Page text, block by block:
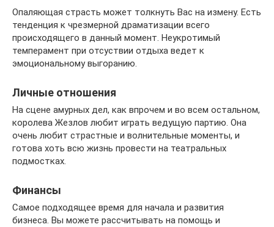
Опаляющая страсть может толкнуть Вас на измену. Есть
тенденция к чрезмерной драматизации всего
происходящего в данный момент. Неукротимый
темперамент при отсуствии отдыха ведет к
эмоциональному выгоранию.
Личные отношения
На сцене амурных дел, как впрочем и во всем остальном,
королева Жезлов любит играть ведущую партию. Она
очень любит страстные и волнительные моменты, и
готова хоть всю жизнь провести на театральных
подмостках.
Финансы
Самое подходящее время для начала и развития
бизнеса. Вы можете рассчитывать на помощь и